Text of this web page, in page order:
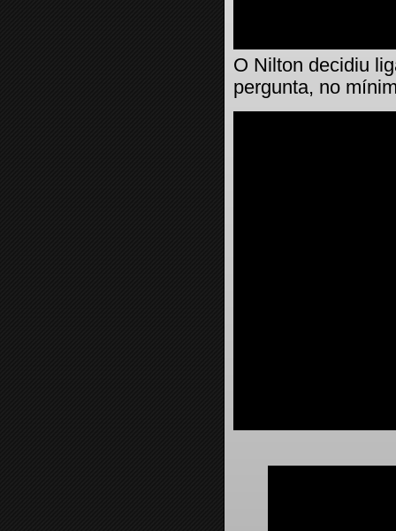
O Nilton decidiu
pergunta, no